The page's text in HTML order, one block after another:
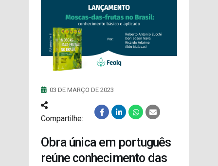
PROGRAMA DE APOIOS
TRABALHE CONOSCO
NOTÍCIAS
CONTATO
ESPECIALIZAÇÕES USP
DOAÇÕES PARA
PROJETOS
03 DE MARÇO DE 2023
Compartilhe:
Obra única em português
reúne conhecimento das